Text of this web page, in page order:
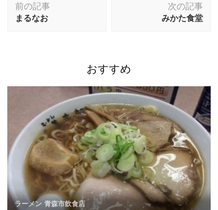
稿
ナ
シ
前の記事
まるなお
次の記事
みかた食堂
おすすめ
ラーメン 青森市飲食店